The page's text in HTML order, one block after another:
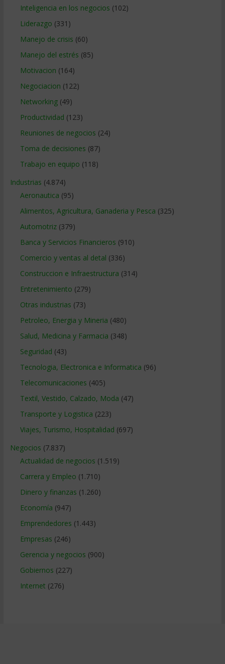
Inteligencia en los negocios (102)
Liderazgo (331)
Manejo de crisis (60)
Manejo del estrés (85)
Motivacion (164)
Negociacion (122)
Networking(49)
Productividad (123)
Reuniones de negocios (24)
Toma de decisiones (87)
Trabajo en equipo (118)
Industrias (4.874)
Aeronautica (95)
Alimentos, Agricultura, Ganaderia y Pesca (325)
Automotriz(379)
Banca y Servicios Financieros (910)
Comercio y ventas al detal (336)
Construccion e Infraestructura (314)
Entretenimiento (279)
Otras industrias (73)
Petroleo, Energia y Mineria (480)
Salud, Medicina y Farmacia (348)
Seguridad (43)
Tecnologia, Electronica e Informatica (96)
Telecomunicaciones (405)
Textil, Vestido, Calzado, Moda (47)
Transporte y Logistica (223)
Viajes, Turismo, Hospitalidad (697)
Negocios (7.837)
Actualidad de negocios (1.519)
Carrera y Empleo (1.710)
Dinero y finanzas (1.260)
Economía (947)
Emprendedores (1.443)
Empresas (246)
Gerencia y negocios (900)
Gobiernos (227)
Internet (276)